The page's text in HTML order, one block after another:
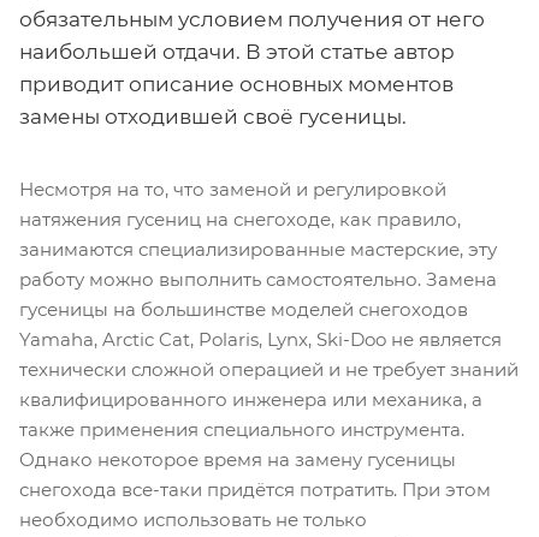
обязательным условием получения от него
наибольшей отдачи. В этой статье автор
приводит описание основных моментов
замены отходившей своё гусеницы.
Несмотря на то, что заменой и регулировкой
натяжения гусениц на снегоходе, как правило,
занимаются специализированные мастерские, эту
работу можно выполнить самостоятельно. Замена
гусеницы на большинстве моделей снегоходов
Yamaha, Arctic Cat, Polaris, Lynx, Ski-Doo не является
технически сложной операцией и не требует знаний
квалифицированного инженера или механика, а
также применения специального инструмента.
Однако некоторое время на замену гусеницы
снегохода все-таки придётся потратить. При этом
необходимо использовать не только